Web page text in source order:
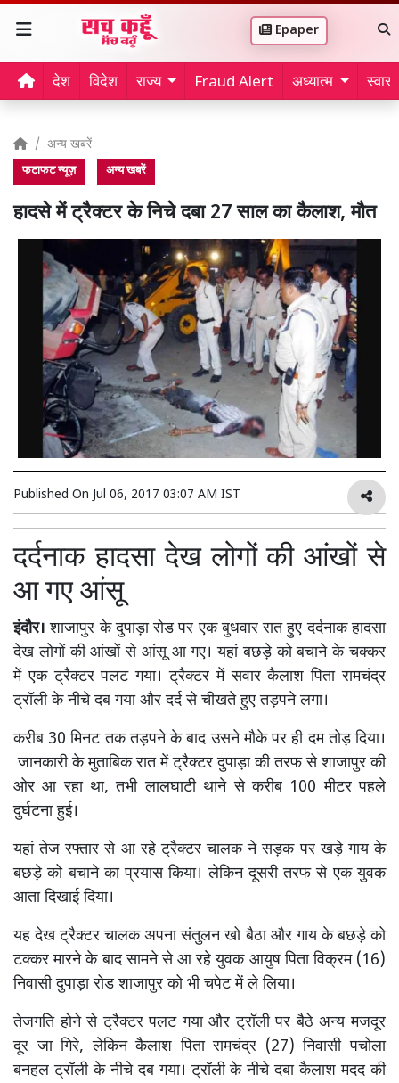
Epaper
देश विदेश राज्य Fraud Alert अध्यात्म
अन्य खबरें
फटाफट न्यूज़ अन्य खबरें
हादसे में ट्रैक्टर के निचे दबा 27 साल का कैलाश, मौत
Published On Jul 06, 2017 03:07 AM IST
दर्दनाक हादसा देख लोगों की आंखों से
आ गए आंसू
इंदौर।शाजापुर के दुपाड़ा रोड पर एक बुधवार रात हुए दर्दनाक हादसा
देख लोगों की आंखों से आंसू आ गए। यहां बछड़े को बचाने के चक्कर
में एक ट्रैक्टर पलट गया। ट्रैक्टर में सवार कैलाश पिता रामचंद्र
ट्रॉली के नीचे दब गया और दर्द से चीखते हुए तड़पने लगा।
करीब 30 मिनट तक तड़पने के बाद उसने मौके पर ही दम तोड़ दिया।
जानकारी के मुताबिक रात में ट्रैक्टर दुपाड़ा की तरफ से शाजापुर की
ओर आ रहा था, तभी लालघाटी थाने से करीब 100 मीटर पहले
दुर्घटना हुई।
यहां तेज रफ्तार से आ रहे ट्रैक्टर चालक ने सड़क पर खड़े गाय के
बछड़े को बचाने का प्रयास किया। लेकिन दूसरी तरफ से एक युवक
आता दिखाई दिया।
यह देख ट्रैक्टर चालक अपना संतुलन खो बैठा और गाय के बछड़े को
टक्कर मारने के बाद सामने से आ रहे युवक आयुष पिता विक्रम (16)
निवासी दुपाड़ा रोड शाजापुर को भी चपेट में ले लिया।
तेजगति होने से ट्रैक्टर पलट गया और ट्रॉली पर बैठे अन्य मजदूर
दूर जा गिरे, लेकिन कैलाश पिता रामचंद्र (27) निवासी पचोला
बनहल ट्रॉली के नीचे दब गया। ट्रॉली के नीचे दबा कैलाश मदद की